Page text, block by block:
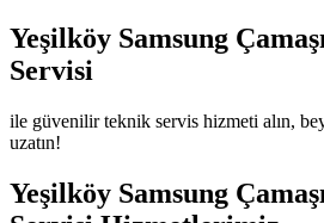
Yeşilköy Samsung
Servisi
ile güvenilir teknik servis hizmeti alın,
uzatın!
Yeşilköy Samsung